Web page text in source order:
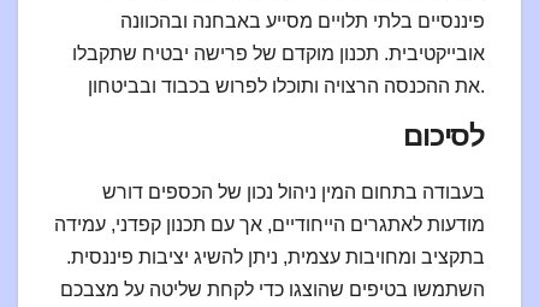
פיננסיים בלתי תלויים מסייע באבחנה ובהכוונה
אובייקטיבית. תכנון מוקדם של פרישה יבטיח שתקבלו
את ההכנסה הרצויה ותוכלו לפרוש בכבוד ובביטחון.
לסיכום
בעבודה בתחום המין ניהול נכון של הכספים דורש
מודעות לאתגרים הייחודיים, אך עם תכנון קפדני, עמידה
בתקציב ומחויבות עצמית, ניתן להשיג יציבות פיננסית.
השתמשו בטיפים שהוצגו כדי לקחת שליטה על מצבכם